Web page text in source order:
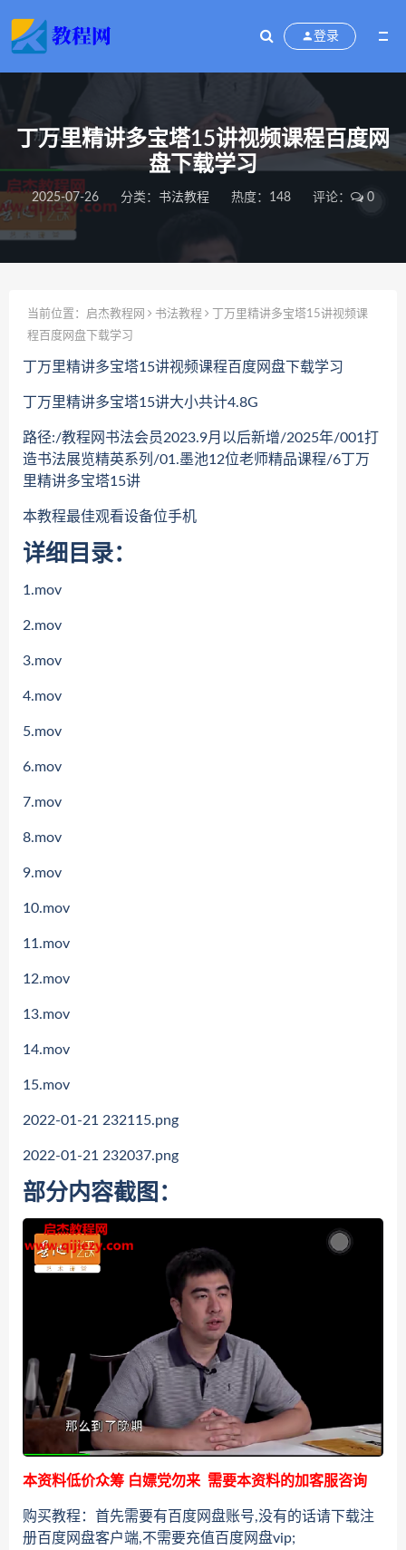
登录
丁万里精讲多宝塔15讲视频课程百度网
盘下载学习
2025-07-26 分类： 书法教程 热度：148 评论： 0
当前位置： 启杰教程网 书法教程
丁万里精讲多宝塔15讲视频课
程百度网盘下载学习
丁万里精讲多宝塔15讲视频课程百度网盘下载学习
丁万里精讲多宝塔15讲大小共计4.8G
路径:/教程网书法会员2023.9月以后新增/2025年/001打
造书法展览精英系列/01.墨池12位老师精品课程/6丁万
里精讲多宝塔15讲
本教程最佳观看设备位手机
详细目录：
1.mov
2.mov
3.mov
4.mov
5.mov
6.mov
7.mov
8.mov
9.mov
10.mov
11.mov
12.mov
13.mov
14.mov
15.mov
2022-01-21 232115.png
2022-01-21 232037.png
部分内容截图：
本资料低价众筹 白嫖党勿来 需要本资料的加客服咨询
购买教程：首先需要有百度网盘账号,没有的话请下载注
册百度网盘客户端,不需要充值百度网盘vip;